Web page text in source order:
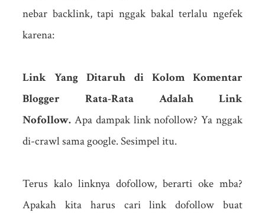
nebar backlink, tapi nggak bakal terlalu ngefek
karena:
Link Yang Ditaruh di Kolom Komentar
Blogger Rata-Rata Adalah Link
Nofollow. Apa dampak link nofollow? Ya nggak
di-crawl sama google. Sesimpel itu.
Terus kalo linknya dofollow, berarti oke mba?
Apakah kita harus cari link dofollow buat